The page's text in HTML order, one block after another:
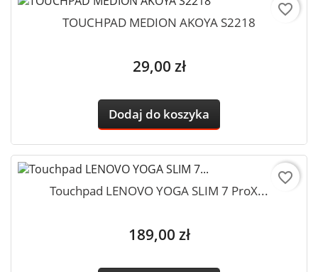
TOUCHPAD MEDION AKOYA S2218
Cena
29,00 zł
Dodaj do koszyka
favorite_border
Touchpad LENOVO YOGA SLIM 7 ProX...
Cena
189,00 zł
favorite_border